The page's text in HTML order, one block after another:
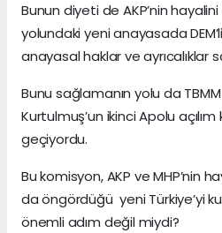
Bunun diyeti de AKP’nin
yolundaki yeni anayasada
anayasal haklar ve ayrıcalıklar
Bunu sağlamanın yolu da
Kurtulmuş’un ikinci Apolu
geçiyordu.
Bu komisyon, AKP ve MHP’nin
da öngördüğü yeni Türkiye’yi
önemli adım değil miydi?